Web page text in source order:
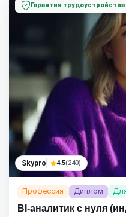
Гарантия трудоустройства
Skypro 4.5(240)
Профессия Диплом
BI-аналитик с нуля